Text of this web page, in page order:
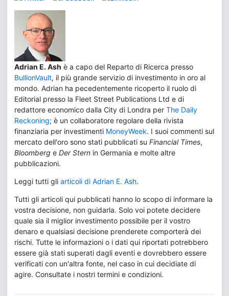
Adrian E. Ash è a capo del Reparto di Ricerca presso
BullionVault, il più grande servizio di investimento in oro al
mondo. Adrian ha pecedentemente ricoperto il ruolo di
Editorial presso la Fleet Street Publications Ltd e di
redattore economico dalla City di Londra per The Daily
Reckoning; è un collaboratore regolare della rivista
finanziaria per investimenti MoneyWeek. I suoi commenti sul
mercato dell'oro sono stati pubblicati su Financial Times,
Bloomberg e Der Stern in Germania e molte altre
pubblicazioni.
Leggi tutti gli articoli di Adrian E. Ash.
Tutti gli articoli qui pubblicati hanno lo scopo di informare la
vostra decisione, non guidarla. Solo voi potete decidere
quale sia il miglior investimento possibile per il vostro
denaro e qualsiasi decisione prenderete comporterà dei
rischi. Tutte le informazioni o i dati qui riportati potrebbero
essere già stati superati dagli eventi e dovrebbero essere
verificati con un'altra fonte, nel caso in cui decidiate di
agire. Consultate i nostri termini e condizioni.